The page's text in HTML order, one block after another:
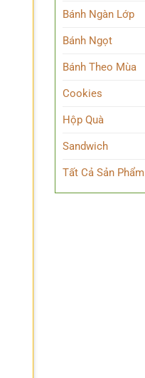
Bánh Ngàn Lớp
Bánh Ngọt
Bánh Theo Mùa
Cookies
Hộp Quà
Sandwich
Tất Cả Sản Phẩm